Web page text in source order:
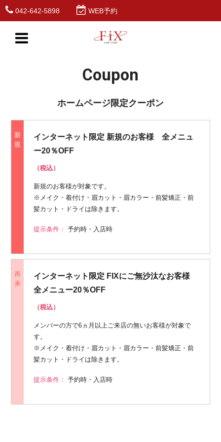
042-642-5898 WEB予約
Coupon
ホームページ限定クーポン
新
規
インターネット限定 新規のお客様 全メニュ
ー20％OFF
（税込）
新規のお客様が対象です。
※メイク・着付け・眉カット・眉カラー・前髪矯正・前
髪カット・ドライは除きます。
提示条件： 予約時・入店時
再
来
インターネット限定 FIXにご無沙汰なお客様
全メニュー20％OFF
（税込）
メンバーの方で6ヵ月以上ご来店の無いお客様が対象で
す。
※メイク・着付け・眉カット・眉カラー・前髪矯正・前
髪カット・ドライは除きます。
提示条件： 予約時・入店時